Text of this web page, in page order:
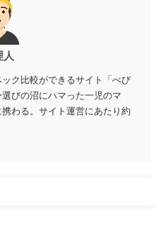
人
ク比較ができるサイト「べび
びの沼にハマった一児のマ
わる。サイト運営にあたり約